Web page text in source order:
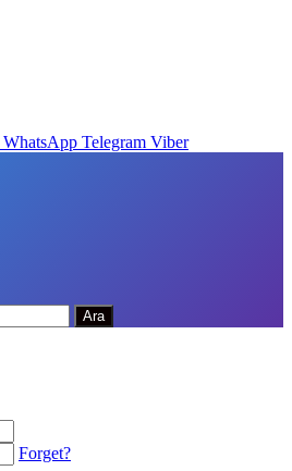
WhatsApp Telegram Viber
Forget?